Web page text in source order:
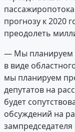
прогнозу к 2020
преодолеть
— Мы планируем
в виде
мы планируем
депутатов на
будет
обсуждений на